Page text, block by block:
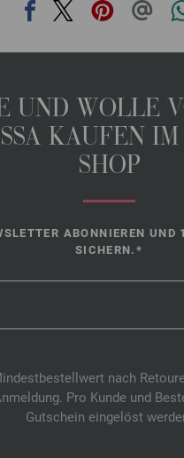
UND WOLLE
KAUFEN
SHOP
ABONNIEREN UND
SICHERN.*
nach
Pro Kunde und
Gutschein eingelöst